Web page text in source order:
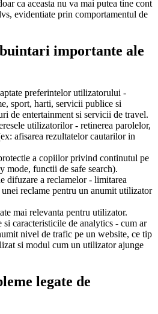
ca aceasta nu va mai putea tine cont
evidentiate prin comportamentul de
importante ale
preferintelor utilizatorului -
sport, harti, servicii publice si
de entertainment si servicii de travel.
utilizatorilor - retinerea parolelor,
afisarea rezultatelor cautarilor in
a copiilor privind continutul pe
mode, functii de safe search).
difuzare a reclamelor - limitarea
reclame pentru un anumit utilizator
mai relevanta pentru utilizator.
si caracteristicile de analytics - cum ar
nivel de trafic pe un website, ce tip
si modul cum un utilizator ajunge
legate de